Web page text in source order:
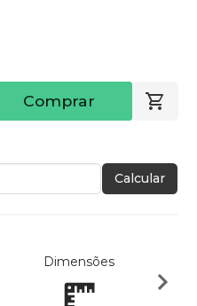
Comprar
Calcular
Dimensões